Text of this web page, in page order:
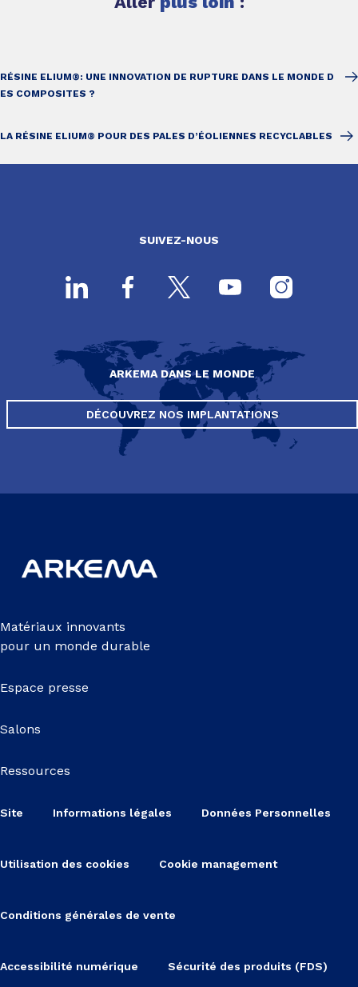
RÉSINE ELIUM®: UNE INNOVATION DE RUPTURE DANS LE MONDE D
ES COMPOSITES ?
LA RÉSINE ELIUM® POUR DES PALES D’ÉOLIENNES RECYCLABLES
SUIVEZ-NOUS
ARKEMA DANS LE MONDE
DÉCOUVREZ NOS IMPLANTATIONS
Matériaux innovants
pour un monde durable
Espace presse
Salons
Ressources
Site Informations légales Données Personnelles
Utilisation des cookies Cookie management
Conditions générales de vente
Accessibilité numérique Sécurité des produits (FDS)